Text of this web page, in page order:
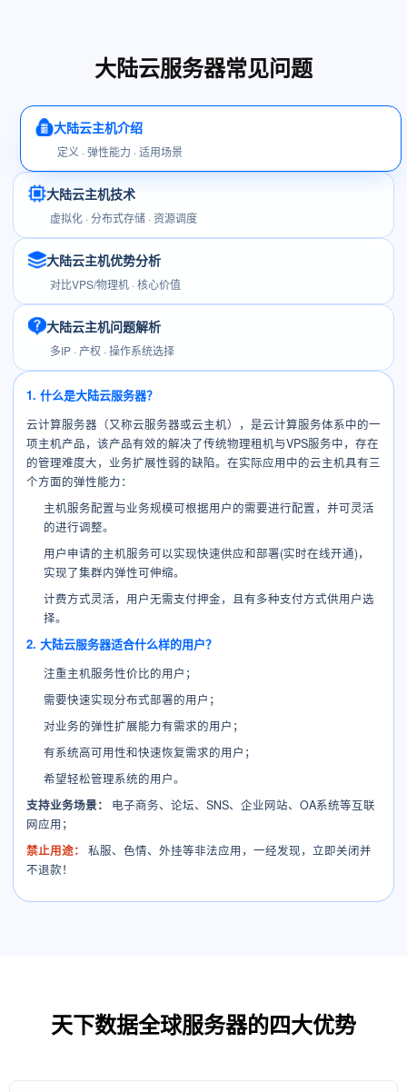
大陆云服务器常见问题
大陆云主机介绍
定义 · 弹性能力 · 适用场景
大陆云主机技术
虚拟化 · 分布式存储 · 资源调度
大陆云主机优势分析
对比VPS/物理机 · 核心价值
大陆云主机问题解析
多IP · 产权 · 操作系统选择
1. 什么是大陆云服务器？
云计算服务器（又称云服务器或云主机），是云计算服务体系中的一
项主机产品，该产品有效的解决了传统物理租机与VPS服务中，存在
的管理难度大，业务扩展性弱的缺陷。在实际应用中的云主机具有三
个方面的弹性能力：
主机服务配置与业务规模可根据用户的需要进行配置，并可灵活
的进行调整。
用户申请的主机服务可以实现快速供应和部署(实时在线开通)，
实现了集群内弹性可伸缩。
计费方式灵活，用户无需支付押金，且有多种支付方式供用户选
择。
2. 大陆云服务器适合什么样的用户？
注重主机服务性价比的用户；
需要快速实现分布式部署的用户；
对业务的弹性扩展能力有需求的用户；
有系统高可用性和快速恢复需求的用户；
希望轻松管理系统的用户。
支持业务场景：
电子商务、论坛、SNS、企业网站、OA系统等互联
网应用；
禁止用途：
私服、色情、外挂等非法应用，一经发现，立即关闭并
不退款！
天下数据全球服务器的四大优势